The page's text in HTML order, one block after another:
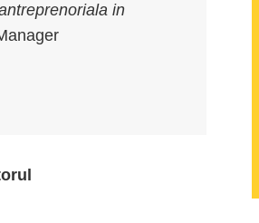
in